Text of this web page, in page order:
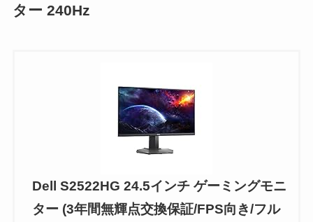
ター 240Hz
Dell S2522HG 24.5インチ ゲーミングモニ
ター (3年間無輝点交換保証/FPS向き/フル